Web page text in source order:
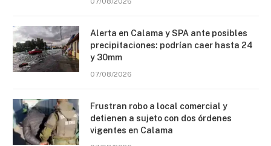
Alerta en Calama y SPA ante posibles
precipitaciones: podrían caer hasta 24
y 30mm
07/08/2026
Frustran robo a local comercial y
detienen a sujeto con dos órdenes
vigentes en Calama